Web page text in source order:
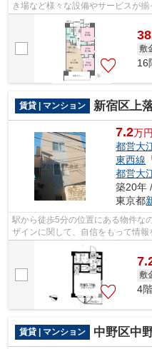
き場など様々な設備やサービスが
届きにくい高層階の物件です。地上
敷
16
賃貸 | マンション 新宿区上
7.2万円
都営大
東西線
都営大
築20年
東京都
駅から徒歩5分の位置にある物件な
ザインに関して、自信をもって情
気代も抑えられる、明るい室内環境
敷
4
賃貸 | マンション 中野区中